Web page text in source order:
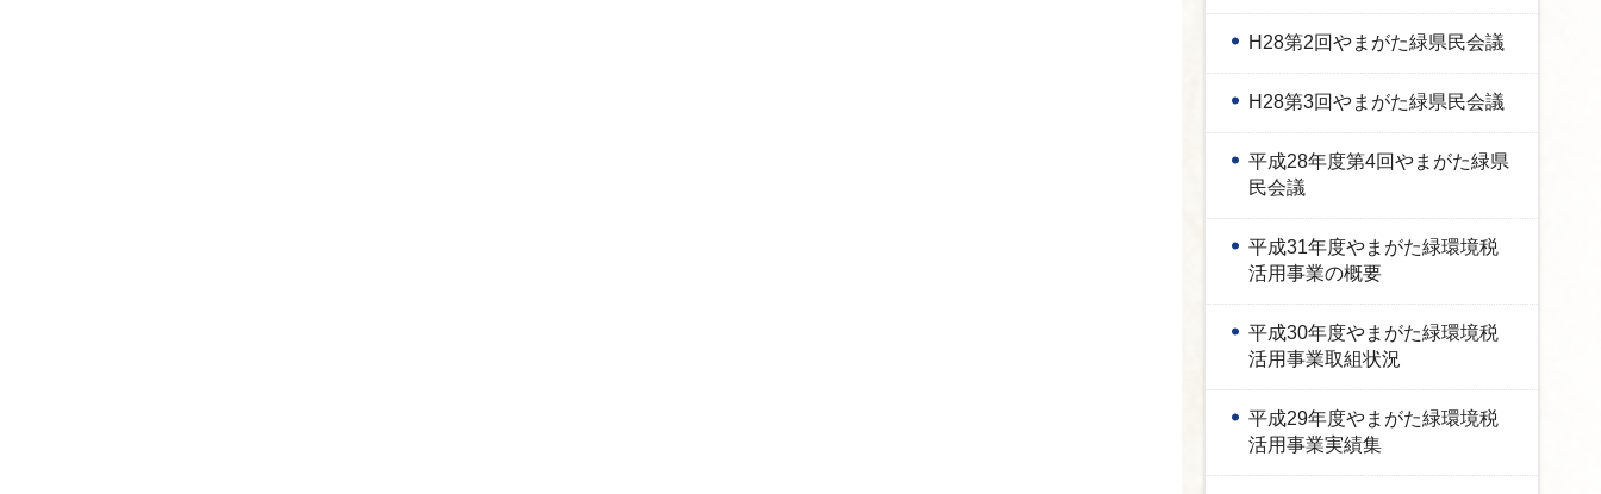
H28第2回やまがた緑県民会議
H28第3回やまがた緑県民会議
平成28年度第4回やまがた緑県
民会議
平成31年度やまがた緑環境税
活用事業の概要
平成30年度やまがた緑環境税
活用事業取組状況
平成29年度やまがた緑環境税
活用事業実績集